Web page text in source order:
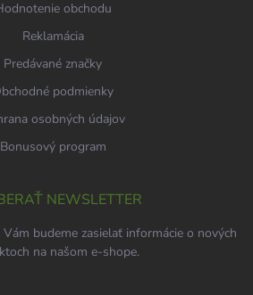
obchodu
Reklamácia
Predávané značky
podmienky
osobných údajov
Bonusový program
NEWSLETTER
budeme zasielať informácie o nových
na našom e-shope.